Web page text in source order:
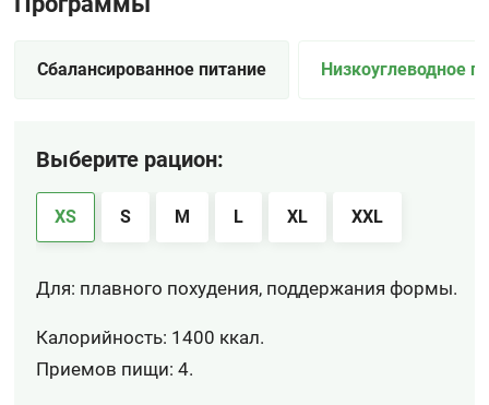
Сбалансированное питание Низкоуглеводное
Выберите рацион:
XS S M L XL XXL
Для: плавного похудения, поддержания формы.
Калорийность: 1400 ккал.
Приемов пищи: 4.